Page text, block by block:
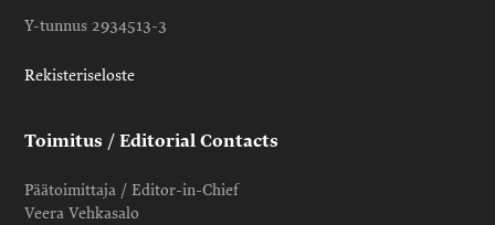
Y-tunnus 2934513-3
Rekisteriseloste
Toimitus / Editorial Contacts
Päätoimittaja / Editor-in-Chief
Veera Vehkasalo